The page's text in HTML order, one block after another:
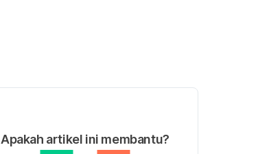
Apakah artikel ini membantu?